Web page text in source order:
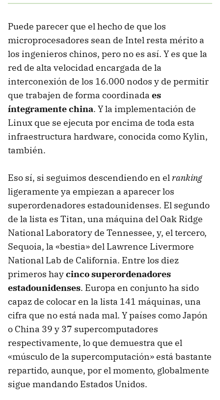
Puede parecer que el hecho de que los
microprocesadores sean de Intel resta mérito a
los ingenieros chinos, pero no es así. Y es que la
red de alta velocidad encargada de la
interconexión de los 16.000 nodos y de permitir
que trabajen de forma coordinada es
íntegramente china. Y la implementación de
Linux que se ejecuta por encima de toda esta
infraestructura hardware, conocida como Kylin,
también.
Eso sí, si seguimos descendiendo en elranking
ligeramente ya empiezan a aparecer los
superordenadores estadounidenses. El segundo
de la lista es Titan, una máquina del Oak Ridge
National Laboratory de Tennessee, y, el tercero,
Sequoia, la «bestia» del Lawrence Livermore
National Lab de California. Entre los diez
primeros haycinco superordenadores
estadounidenses. Europa en conjunto ha sido
capaz de colocar en la lista 141 máquinas, una
cifra que no está nada mal. Y países como Japón
o China 39 y 37 supercomputadores
respectivamente, lo que demuestra que el
«músculo de la supercomputación» está bastante
repartido, aunque, por el momento, globalmente
sigue mandando Estados Unidos.